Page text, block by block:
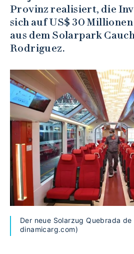
Provinz realisiert, die
sich auf US$ 30
aus dem Solarpark
Rodriguez.
Der neue Solarzug Quebrada
dinamicarg.com)